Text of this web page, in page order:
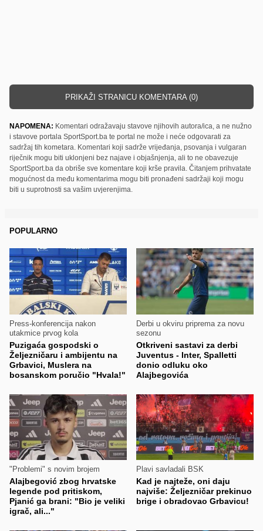
PRIKAŽI STRANICU KOMENTARA (0)
NAPOMENA: Komentari odražavaju stavove njihovih autora/ica, a ne nužno
i stavove portala SportSport.ba te portal ne može i neće odgovarati za
sadržaj tih kometara. Komentari koji sadrže vrijeđanja, psovanja i vulgaran
riječnik mogu biti uklonjeni bez najave i objašnjenja, ali to ne obavezuje
SportSport.ba da obriše sve komentare koji krše pravila. Čitanjem prihvatate
mogućnost da među komentarima mogu biti pronađeni sadržaji koji mogu
biti u suprotnosti sa vašim uvjerenjima.
POPULARNO
Press-konferencija nakon
utakmice prvog kola
Puzigaća gospodski o
Željezničaru i ambijentu na
Grbavici, Muslera na
bosanskom poručio "Hvala!"
Derbi u okviru priprema za novu
sezonu
Otkriveni sastavi za derbi
Juventus - Inter, Spalletti
donio odluku oko
Alajbegovića
"Problemi" s novim brojem
Alajbegović zbog hrvatske
legende pod pritiskom,
Pjanić ga brani: "Bio je veliki
igrač, ali..."
Plavi savladali BSK
Kad je najteže, oni daju
najviše: Željezničar prekinuo
brige i obradovao Grbavicu!